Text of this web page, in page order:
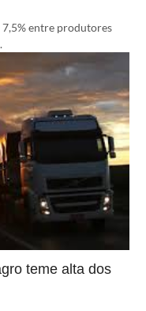
entre produtores
teme alta dos